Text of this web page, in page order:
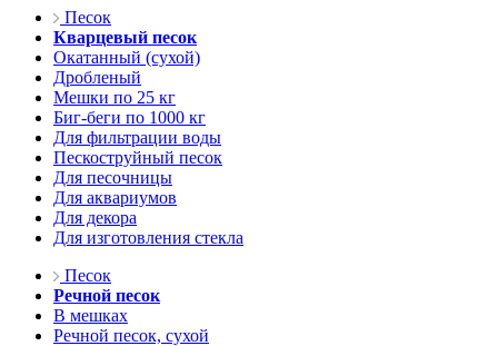
Песок
Кварцевый песок
Окатанный (сухой)
Дробленый
Мешки по 25 кг
Биг-беги по 1000 кг
Для фильтрации воды
Пескоструйный песок
Для песочницы
Для аквариумов
Для декора
Для изготовления стекла
Песок
Речной песок
В мешках
Речной песок, сухой